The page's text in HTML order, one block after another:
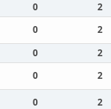
0
2
0
2
0
2
0
2
0
2